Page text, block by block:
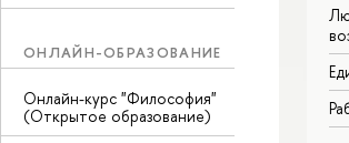
ОНЛАЙН-ОБРАЗОВАНИЕ
Онлайн-курс "Философия"
(Открытое образование)